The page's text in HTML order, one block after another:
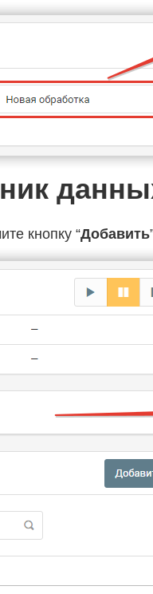
кнопку “Добавить